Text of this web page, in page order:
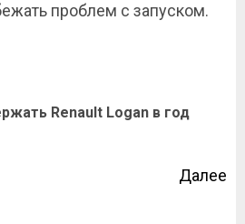
проблем с запуском.
Renault Logan в год
Далее